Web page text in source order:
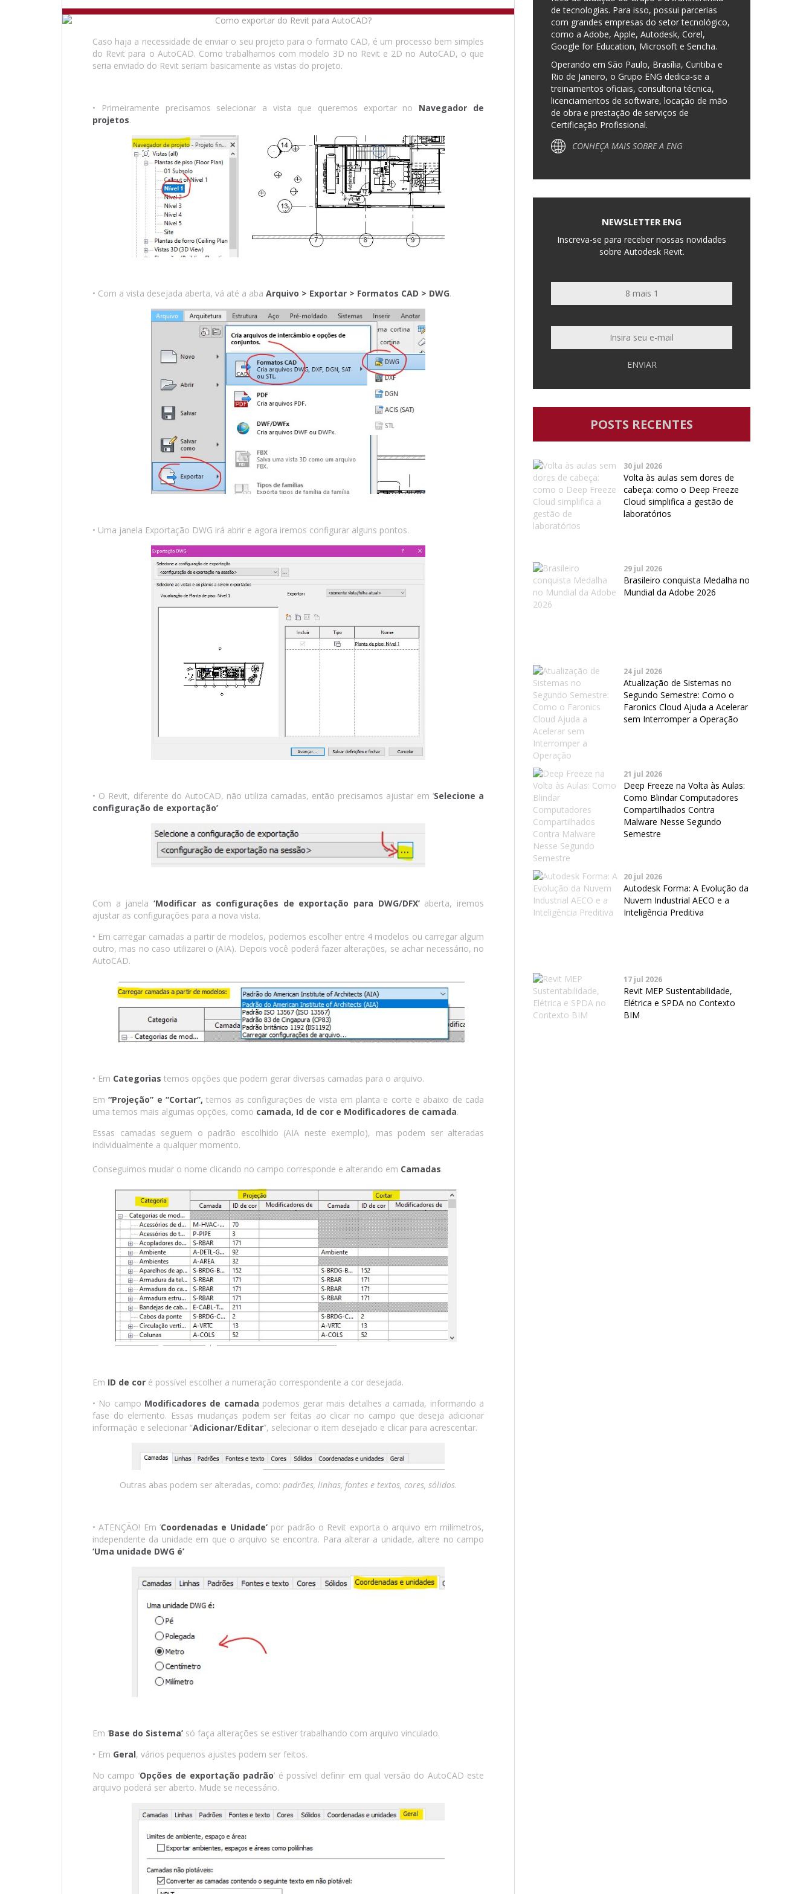
Caso haja a necessidade de enviar o seu projeto para o formato CAD, é um processo bem simples
do Revit para o AutoCAD. Como trabalhamos com modelo 3D no Revit e 2D no AutoCAD, o que
seria enviado do Revit seriam basicamente as vistas do projeto.
• Primeiramente precisamos selecionar a vista que queremos exportar no Navegador de
projetos.
• Com a vista desejada aberta, vá até a aba Arquivo > Exportar > Formatos CAD > DWG.
• Uma janela Exportação DWG irá abrir e agora iremos configurar alguns pontos.
• O Revit, diferente do AutoCAD, não utiliza camadas, então precisamos ajustar em ‘Selecione a
configuração de exportação’
Com a janela ‘Modificar as configurações de exportação para DWG/DFX’aberta, iremos
ajustar as configurações para a nova vista.
• Em carregar camadas a partir de modelos, podemos escolher entre 4 modelos ou carregar algum
outro, mas no caso utilizarei o (AIA). Depois você poderá fazer alterações, se achar necessário, no
AutoCAD.
• Em Categorias temos opções que podem gerar diversas camadas para o arquivo.
Em“Projeção” e “Cortar”, temos as configurações de vista em planta e corte e abaixo de cada
uma temos mais algumas opções, como camada, Id de cor e Modificadores de camada.
Essas camadas seguem o padrão escolhido (AIA neste exemplo), mas podem ser alteradas
individualmente a qualquer momento.
Conseguimos mudar o nome clicando no campo corresponde e alterando em Camadas.
Em ID de cor é possível escolher a numeração correspondente a cor desejada.
• No campo Modificadores de camada podemos gerar mais detalhes a camada, informando a
fase do elemento. Essas mudanças podem ser feitas ao clicar no campo que deseja adicionar
informação e selecionar “Adicionar/Editar”, selecionar o item desejado e clicar para acrescentar.
Outras abas podem ser alteradas, como: padrões, linhas, fontes e textos, cores, sólidos.
• ATENÇÃO! Em ‘Coordenadas e Unidade’por padrão o Revit exporta o arquivo em milímetros,
independente da unidade em que o arquivo se encontra. Para alterar a unidade, altere no campo
‘Uma unidade DWG é’
Em ‘Base do Sistema’ só faça alterações se estiver trabalhando com arquivo vinculado.
• Em Geral, vários pequenos ajustes podem ser feitos.
No campo ‘Opções de exportação padrão’ é possível definir em qual versão do AutoCAD este
arquivo poderá ser aberto. Mude se necessário.
de tecnologias. Para isso, possui parcerias
com grandes empresas do setor tecnológico,
como a Adobe, Apple, Autodesk, Corel,
Google for Education, Microsoft e Sencha.
Operando em São Paulo, Brasília, Curitiba e
Rio de Janeiro, o Grupo ENG dedica-se a
treinamentos oficiais, consultoria técnica,
licenciamentos de software, locação de mão
de obra e prestação de serviços de
Certificação Profissional.
CONHEÇA MAIS SOBRE A ENG
NEWSLETTER ENG
Inscreva-se para receber nossas novidades
sobre Autodesk Revit.
ENVIAR
POSTS RECENTES
30 jul 2026
Volta às aulas sem dores de
cabeça: como o Deep Freeze
Cloud simplifica a gestão de
laboratórios
29 jul 2026
Brasileiro conquista Medalha no
Mundial da Adobe 2026
24 jul 2026
Atualização de Sistemas no
Segundo Semestre: Como o
Faronics Cloud Ajuda a Acelerar
sem Interromper a Operação
21 jul 2026
Deep Freeze na Volta às Aulas:
Como Blindar Computadores
Compartilhados Contra
Malware Nesse Segundo
Semestre
20 jul 2026
Autodesk Forma: A Evolução da
Nuvem Industrial AECO e a
Inteligência Preditiva
17 jul 2026
Revit MEP Sustentabilidade,
Elétrica e SPDA no Contexto
BIM